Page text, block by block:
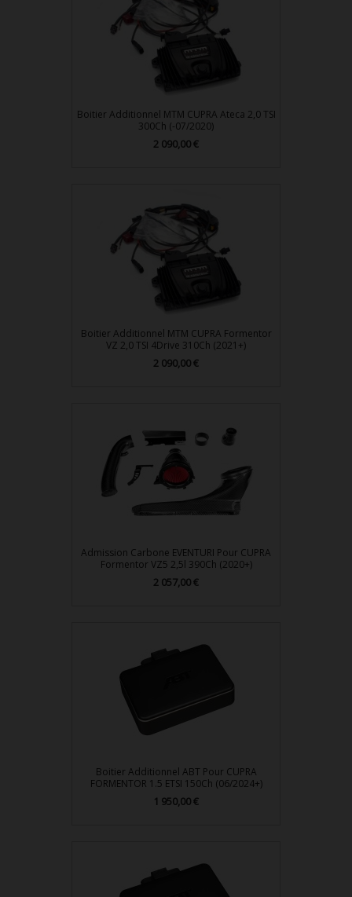
Boitier Additionnel MTM CUPRA Ateca 2,0 TSI
300Ch (-07/2020)
Prix
2 090,00 €
Boitier Additionnel MTM CUPRA Formentor
VZ 2,0 TSI 4Drive 310Ch (2021+)
Prix
2 090,00 €
Admission Carbone EVENTURI Pour CUPRA
Formentor VZ5 2,5l 390Ch (2020+)
Prix
2 057,00 €
Boitier Additionnel ABT Pour CUPRA
FORMENTOR 1.5 ETSI 150Ch (06/2024+)
Prix
1 950,00 €